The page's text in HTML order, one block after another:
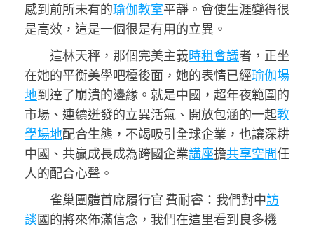
感到前所未有的瑜伽教室平靜。會使生涯變得很
是高效，這是一個很是有用的立異。
這林天秤，那個完美主義時租會議者，正坐
在她的平衡美學吧檯後面，她的表情已經瑜伽場
地到達了崩潰的邊緣。就是中國，超年夜範圍的
市場、連續迸發的立異活氣、開放包涵的一起教
學場地配合生態，不竭吸引全球企業，也讓深耕
中國、共贏成長成為跨國企業講座擔共享空間任
人的配合心聲。
雀巢團體首席履行官 費耐睿：我們對中訪
談國的將來佈滿信念，我們在這里看到良多機